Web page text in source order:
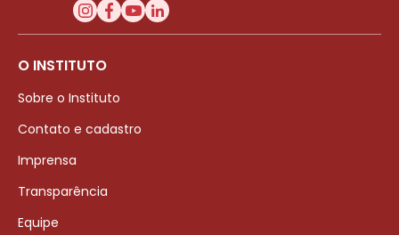
O INSTITUTO
Sobre o Instituto
Contato e cadastro
Imprensa
Transparência
Equipe